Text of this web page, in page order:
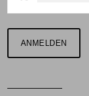
ANMELDEN